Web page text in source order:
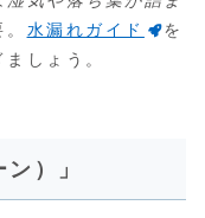
水漏れガイド
を
しょう。
）」